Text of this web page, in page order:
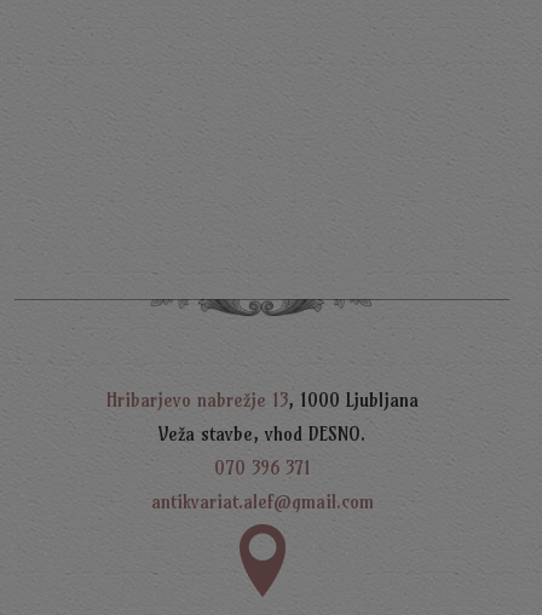
Hribarjevo nabrežje 13, 1000 Ljubljana
Veža stavbe, vhod DESNO.
070 396 371
antikvariat.alef@gmail.com